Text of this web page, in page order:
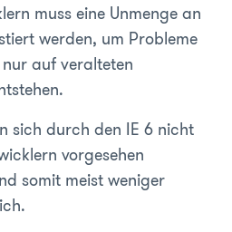
muss eine Unmenge an
werden, um Probleme
auf veralteten
sich durch den IE 6 nicht
vorgesehen
somit meist weniger